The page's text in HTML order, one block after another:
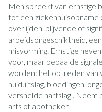
Men spreekt van ernstige
tot een ziekenhuisopname
overlijden, blijvende of
arbeidsongeschiktheid,
misvorming. Ernstige
voor, maar bepaalde
worden: het optreden van
huiduitslag, bloedingen,
versnelde hartslag..
arts of apotheker.